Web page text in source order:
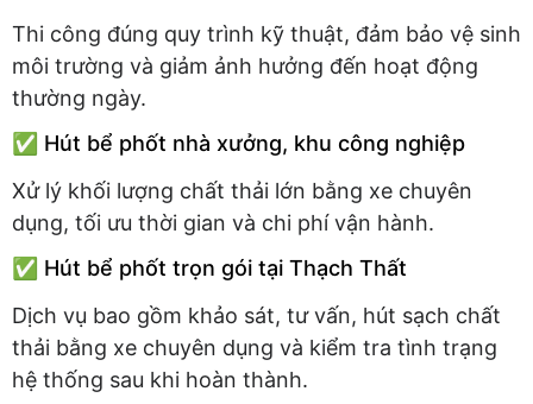
Thi công đúng quy trình kỹ thuật, đảm bảo vệ sinh
môi trường và giảm ảnh hưởng đến hoạt động
thường ngày.
✅ Hút bể phốt nhà xưởng, khu công nghiệp
Xử lý khối lượng chất thải lớn bằng xe chuyên
dụng, tối ưu thời gian và chi phí vận hành.
✅ Hút bể phốt trọn gói tại Thạch Thất
Dịch vụ bao gồm khảo sát, tư vấn, hút sạch chất
thải bằng xe chuyên dụng và kiểm tra tình trạng
hệ thống sau khi hoàn thành.